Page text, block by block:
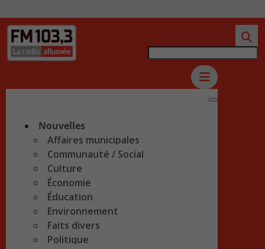
Nouvelles
Affaires municipales
Communauté / Social
Culture
Économie
Éducation
Environnement
Faits divers
Politique